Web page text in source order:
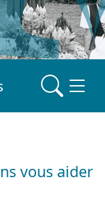
vous aider